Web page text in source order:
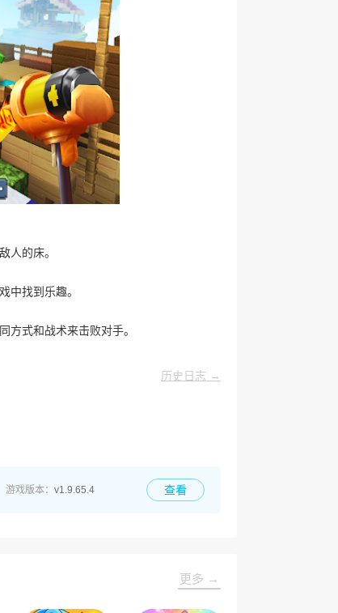
人的床。
中找到乐趣。
方式和战术来击败对手。
历史日志 →
游戏版本： v1.9.65.4 查看
更多 →